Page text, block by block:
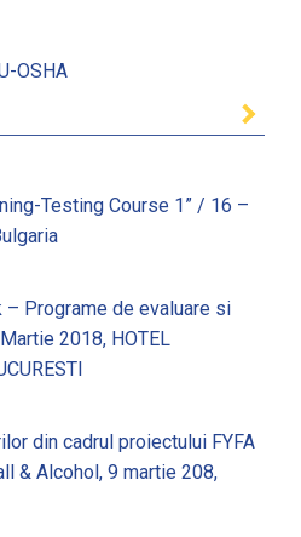
OSHA
Testing Course 1” / 16 –
– Programe de evaluare si
2018, HOTEL
din cadrul proiectului FYFA
& Alcohol, 9 martie 208,